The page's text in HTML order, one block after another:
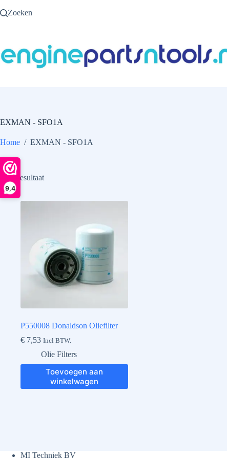
9,4
naarZoeken
EXMAN - SFO1A
Home / EXMAN - SFO1A
Enig resultaat
P550008 Donaldson Oliefilter
€ 7,53 Incl BTW.
Olie Filters
Toevoegen aan
winkelwagen
MI Techniek BV